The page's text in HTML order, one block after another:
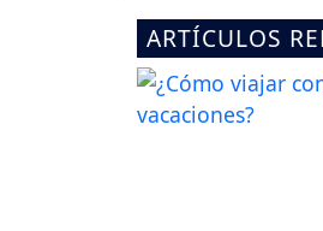
ARTÍCULOS